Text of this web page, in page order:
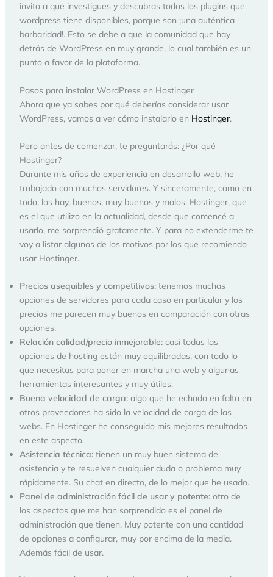
invito a que investigues y descubras todos los plugins que
wordpress tiene disponibles, porque son ¡una auténtica
barbaridad!. Esto se debe a que la comunidad que hay
detrás de WordPress en muy grande, lo cual también es un
punto a favor de la plataforma.
Pasos para instalar WordPress en Hostinger
Ahora que ya sabes por qué deberías considerar usar
WordPress, vamos a ver cómo instalarlo en Hostinger.
Pero antes de comenzar, te preguntarás: ¿Por qué
Hostinger?
Durante mis años de experiencia en desarrollo web, he
trabajado con muchos servidores. Y sinceramente, como en
todo, los hay, buenos, muy buenos y malos. Hostinger, que
es el que utilizo en la actualidad, desde que comencé a
usarlo, me sorprendió gratamente. Y para no extenderme te
voy a listar algunos de los motivos por los que recomiendo
usar Hostinger.
Precios asequibles y competitivos:tenemos muchas
opciones de servidores para cada caso en particular y los
precios me parecen muy buenos en comparación con otras
opciones.
Relación calidad/precio inmejorable:casi todas las
opciones de hosting están muy equilibradas, con todo lo
que necesitas para poner en marcha una web y algunas
herramientas interesantes y muy útiles.
Buena velocidad de carga:algo que he echado en falta en
otros proveedores ha sido la velocidad de carga de las
webs. En Hostinger he conseguido mis mejores resultados
en este aspecto.
Asistencia técnica: tienen un muy buen sistema de
asistencia y te resuelven cualquier duda o problema muy
rápidamente. Su chat en directo, de lo mejor que he usado.
Panel de administración fácil de usar y potente:otro de
los aspectos que me han sorprendido es el panel de
administración que tienen. Muy potente con una cantidad
de opciones a configurar, muy por encima de la media.
Además fácil de usar.